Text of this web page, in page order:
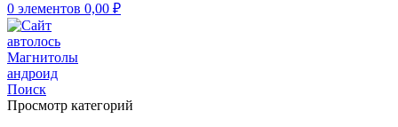
0 элементов 0,00 ₽
Поиск
Просмотр категорий